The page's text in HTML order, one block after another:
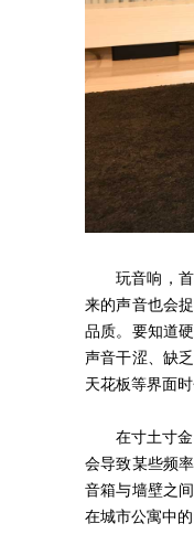
玩音响，
来的声音也会
品质。要知道
声音干涩、缺乏
天花板等界面
在寸土寸
会导致某些频
音箱与墙壁之
在城市公寓中